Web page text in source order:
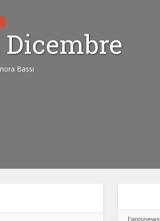
Dicembre
Bassi